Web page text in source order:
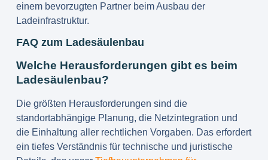
einem bevorzugten Partner beim Ausbau der
Ladeinfrastruktur.
FAQ zum Ladesäulenbau
Welche Herausforderungen gibt es beim
Ladesäulenbau?
Die größten Herausforderungen sind die
standortabhängige Planung, die Netzintegration und
die Einhaltung aller rechtlichen Vorgaben. Das erfordert
ein tiefes Verständnis für technische und juristische